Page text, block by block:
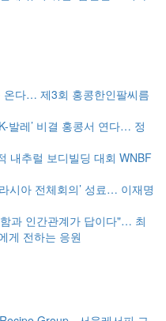
온다… 제3회 홍콩한인팔씨름
발레’ 비결 홍콩서 연다… 정
내추럴 보디빌딩 대회 WNBF
시아 전체회의’ 성료… 이재명
과 인간관계가 답이다"… 최
게 전하는 응원